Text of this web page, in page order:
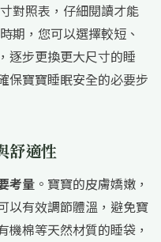
對照表，仔細閱讀才能
期，您可以選擇較短、
逐步更換更大尺寸的睡
保寶寶睡眠安全的必要步
舒適性
考量 。寶寶的皮膚嬌嫩，
以有效調節體溫，避免寶
機棉等天然材質的睡袋，